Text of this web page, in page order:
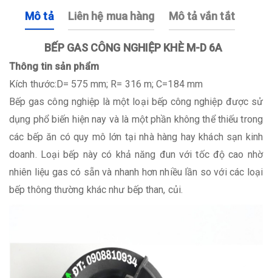
Mô tả Liên hệ mua hàng Mô tả vắn tắt
BẾP GAS CÔNG NGHIỆP KHÈ M-D 6A
Thông tin sản phẩm
Kích thước:D= 575 mm; R= 316 m; C=184 mm
Bếp gas công nghiệp là một loại bếp công nghiệp được sử
dụng phổ biến hiện nay và là một phần không thể thiếu trong
các bếp ăn có quy mô lớn tại nhà hàng hay khách sạn kinh
doanh. Loại bếp này có khả năng đun với tốc độ cao nhờ
nhiên liệu gas có sẵn và nhanh hơn nhiều lần so với các loại
bếp thông thường khác như bếp than, củi.